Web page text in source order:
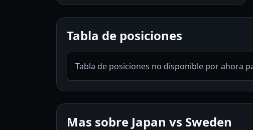
Tabla de posiciones
Tabla de posiciones no disponible por ahora
Mas sobre Japan vs Sweden